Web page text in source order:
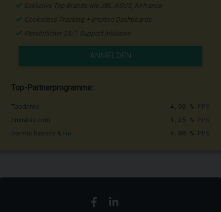
Exklusive Top Brands wie JBL, ASUS, Airfrance
Cookieless Tracking + intuitive Dashboards
Persönlicher 24/7 Support inklusive
ANMELDEN
Top-Partnerprogramme:
Topdrinks 4,90 %
Emirates.com 1,25 %
Dormio Resorts & Ho... 4,00 %